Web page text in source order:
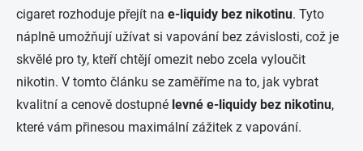
cigaret rozhoduje přejít na e-liquidy bez nikotinu. Tyto
náplně umožňují užívat si vapování bez závislosti, což je
skvělé pro ty, kteří chtějí omezit nebo zcela vyloučit
nikotin. V tomto článku se zaměříme na to, jak vybrat
kvalitní a cenově dostupné levné e-liquidy bez nikotinu,
které vám přinesou maximální zážitek z vapování.